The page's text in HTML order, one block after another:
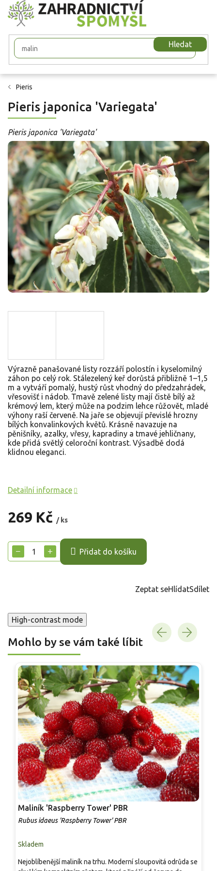
Přejít
na
obsah
Hledat
Pieris
Pieris japonica 'Variegata'
Pieris japonica 'Variegata'
269 Kč / ks
cena:
+
− Přidat do košíku
Výrazně panašované listy rozzáří polostín i kyselomilný
záhon po celý rok. Stálezelený keř dorůstá přibližně 1–1,5
m a vytváří pomalý, hustý růst vhodný do předzahrádek,
vřesovišť i nádob. Tmavě zelené listy mají čistě bílý až
krémový lem, který může na podzim lehce růžovět, mladé
výhony raší červeně. Na jaře se objevují převislé hrozny
bílých konvalinkových květů. Krásně navazuje na
pěnišníky, azalky, vřesy, kapradiny a tmavé jehličnany,
kde přidá světlý celoroční kontrast. Výsadbě dodá
klidnou eleganci.
Detailní informace
Zeptat seHlídatSdílet
High-contrast mode
Mohlo by se vám také líbit
Maliník 'Raspberry Tower' PBR
Rubus idaeus 'Raspberry Tower' PBR
Skladem
Nejoblíbenější maliník na trhu. Moderní sloupovitá odrůda se